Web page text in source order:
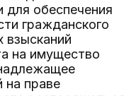
для обеспечения
гражданского
взысканий
на имущество
на праве